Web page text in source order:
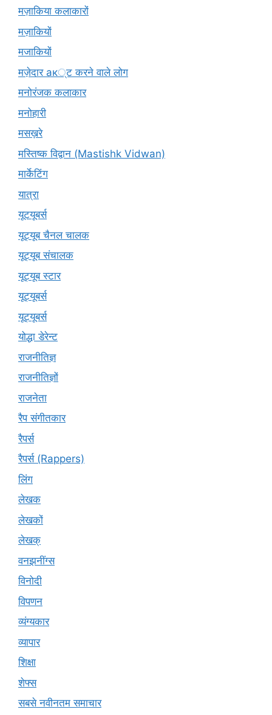
मज़ाकिया कलाकारों
मज़ाकियों
मजाकियों
मज़ेदार ак्ट करने वाले लोग
मनोरंजक कलाकार
मनोहारी
मसख़रे
मस्तिष्क विद्वान (Mastishk Vidwan)
मार्केटिंग
यात्रा
यूटयूबर्स
यूट्यूब चैनल चालक
यूट्यूब संचालक
यूट्यूब स्टार
यूट्‍यूबर्स
यूट्यूबर्स
योद्धा डेरेन्ट
राजनीतिज्ञ
राजनीतिज्ञों
राजनेता
रैप संगीतकार
रैपर्स
रैपर्स (Rappers)
लिंग
लेखक
लेखकों
लेखक्
वनझनींग्स
विनोदी
विपणन
व्यंग्यकार
व्यापार
शिक्षा
शेफ्स
सबसे नवीनतम समाचार